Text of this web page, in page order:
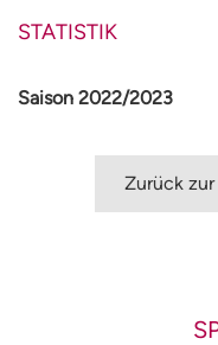
STATISTIK
Saison 2022/2023
Zurück